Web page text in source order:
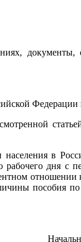
документы,
Федерации
в
дня с
отношении
пособия